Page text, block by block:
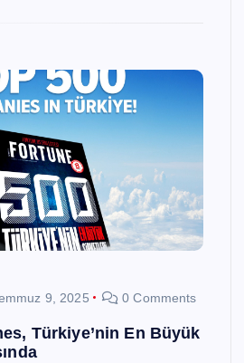
9, 2025 0 Comments
Türkiye’nin En Büyük